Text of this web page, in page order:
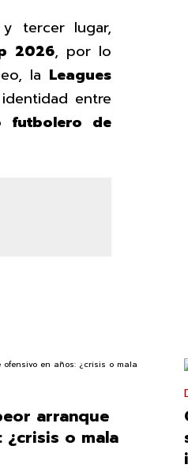
y tercer lugar,
2026, por lo
la Leagues
entre
futbolero de
arranque
¿crisis o mala